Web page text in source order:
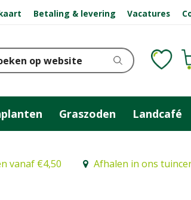
vanaf €4,50 Afhalen in ons
Betaling & levering Vacatures
Graszoden Landcafé